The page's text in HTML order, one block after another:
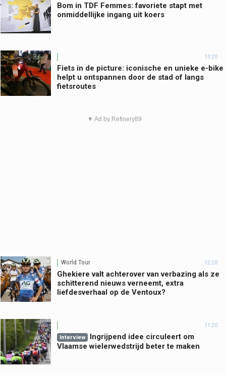
Bom in TDF Femmes: favoriete stapt met
onmiddellijke ingang uit koers
13:20
Fiets in de picture: iconische en unieke e-bike
helpt u ontspannen door de stad of langs
fietsroutes
▼ Ad by Refinery89
World Tour 12:20
Ghekiere valt achterover van verbazing als ze
schitterend nieuws verneemt, extra
liefdesverhaal op de Ventoux?
11:20
Interview
Ingrijpend idee circuleert om
Vlaamse wielerwedstrijd beter te maken